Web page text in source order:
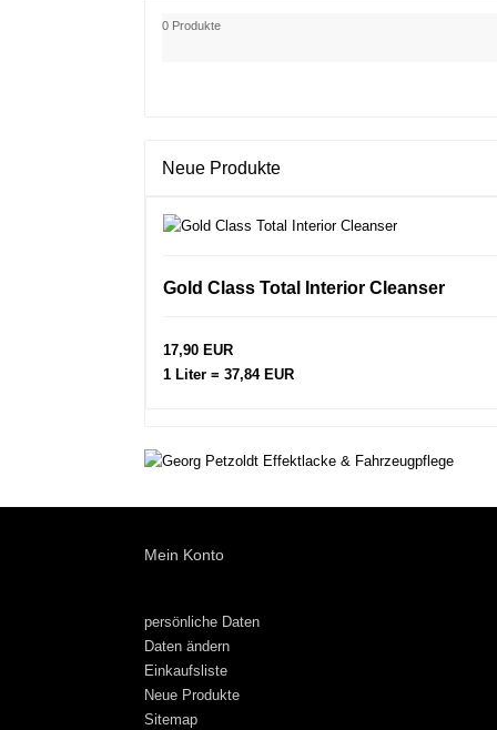
0 Produkte
Neue Produkte
Gold Class Total Interior Cleanser
17,90 EUR
1 Liter = 37,84 EUR
Mein Konto
persönliche Daten
Daten ändern
Einkaufsliste
Neue Produkte
Sitemap